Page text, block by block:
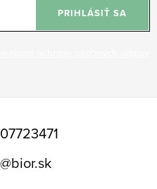
PRIHLÁSIŤ SA
@bior.sk